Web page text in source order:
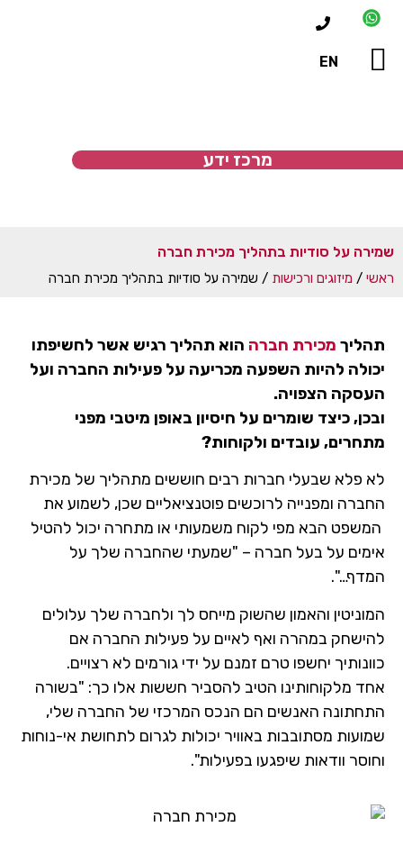
מרכז ידע
על סודיות בתהליך מכירת חברה
/מיזוגים ורכישות/שמירה על סודיות בתהליך מכירת חברה
מכירת חברההוא תהליך רגיש אשר לחשיפתו
להיות השפעה מכריעה על פעילות החברה ועל
הצפויה.
כיצד שומרים על חיסיון באופן מיטבי מפני
עובדים ולקוחות?
פלא שבעלי חברות רבים חוששים מתהליך של מכירת
ומפנייה לרוכשים פוטנציאליים שכן, לשמוע את
הבא מפי לקוח משמעותי או מתחרה יכול להטיל
על בעל חברה – "שמעתי שהחברה שלך על
והאמון שהשוק מייחס לך ולחברה שלך עלולים
במהרה ואף לאיים על פעילות החברה אם
יחשפו טרם זמנם על ידי גורמים לא רצויים.
מלקוחותינו הטיב להסביר חששות אלו כך: "בשורה
האנשים הם הנכס המרכזי של החברה שלי,
מסתובבות באוויר יכולות לגרום לתחושת אי-נוחות
וודאות שיפגעו בפעילות".